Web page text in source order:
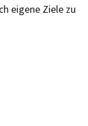
eigene Ziele zu